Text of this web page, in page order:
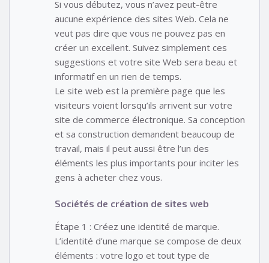
Si vous débutez, vous n’avez peut-être
aucune expérience des sites Web. Cela ne
veut pas dire que vous ne pouvez pas en
créer un excellent. Suivez simplement ces
suggestions et votre site Web sera beau et
informatif en un rien de temps.
Le site web est la première page que les
visiteurs voient lorsqu’ils arrivent sur votre
site de commerce électronique. Sa conception
et sa construction demandent beaucoup de
travail, mais il peut aussi être l’un des
éléments les plus importants pour inciter les
gens à acheter chez vous.
Sociétés de création de sites web
Étape 1 : Créez une identité de marque.
L’identité d’une marque se compose de deux
éléments : votre logo et tout type de